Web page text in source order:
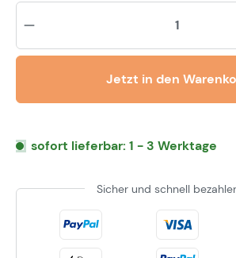
Jetzt in den
sofort lieferbar: 1 - 3 Werktage
Sicher und schnell